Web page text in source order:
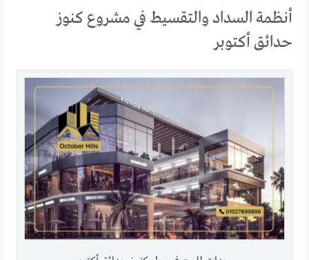
أنظمة السداد والتقسيط في مشروع كنوز
حدائق أكتوبر